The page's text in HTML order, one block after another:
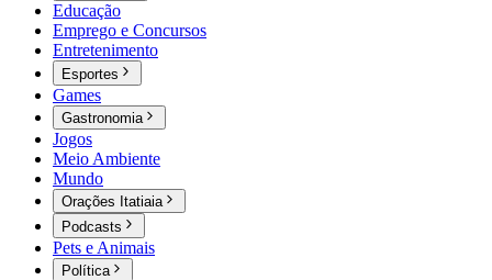
Educação
Emprego e Concursos
Entretenimento
Esportes
Games
Gastronomia
Jogos
Meio Ambiente
Mundo
Orações Itatiaia
Podcasts
Pets e Animais
Política